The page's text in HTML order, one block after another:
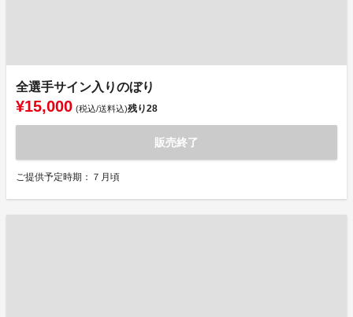
全選手サイン入りのぼり
¥15,000 (税込/送料込)残り28
販売終了
ご提供予定時期：７月頃